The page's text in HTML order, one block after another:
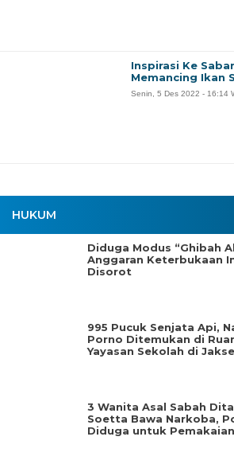
HUKUM
Diduga Modus “Ghibah
Anggaran Keterbukaan
Disorot
995 Pucuk Senjata Api,
Porno Ditemukan di
Yayasan Sekolah di
3 Wanita Asal Sabah
Soetta Bawa Narkoba,
Diduga untuk
Inspirasi Ke
Memancing Ikan
Senin, 5 Des 2022 - 16:14